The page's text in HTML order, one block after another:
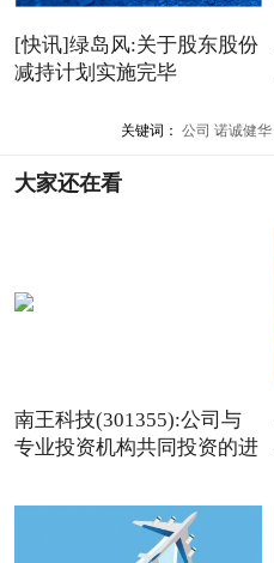
[快讯]绿岛风:关于股东股份
减持计划实施完毕
关键词： 公司 诺诚健华
大家还在看
南王科技(301355):公司与
专业投资机构共同投资的进